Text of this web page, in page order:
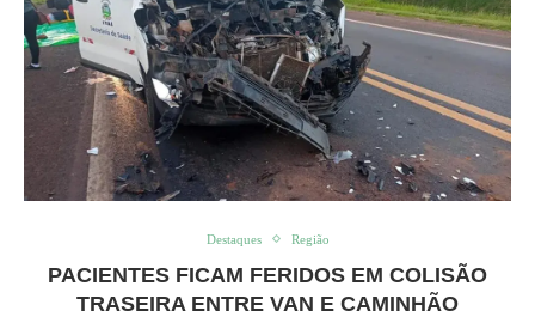
Destaques Região
PACIENTES FICAM FERIDOS EM COLISÃO
TRASEIRA ENTRE VAN E CAMINHÃO